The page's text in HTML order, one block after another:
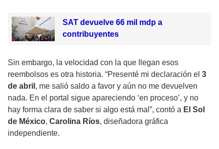
SAT devuelve 66 mil mdp a
contribuyentes
Sin embargo, la velocidad con la que llegan esos
reembolsos es otra historia. “Presenté mi declaración el 3
de abril , me salió saldo a favor y aún no me devuelven
nada. En el portal sigue apareciendo ‘en proceso’, y no
hay forma clara de saber si algo está mal”, contó a El Sol
de México, Carolina Ríos, diseñadora gráfica
independiente.